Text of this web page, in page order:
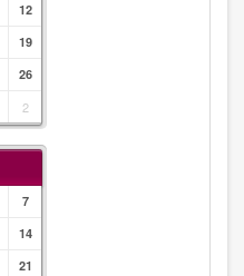
12
19
26
2
7
14
21